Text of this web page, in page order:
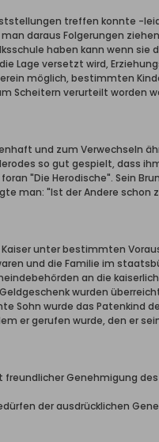
treffen konnte -
daraus Folgerungen
haben kann wenn
Lage versetzt wird,
möglich, bestimmten
Scheitern verurteilt worden
und zum Verwechseln
so gut gespielt, dass
"Die Herodische". Sein
man: "Ist der Andere
unter bestimmten
und die Familie im
an die
wurden
Sohn wurde das
er gerufen wurde, den er
Genehmigung des
der ausdrücklichen